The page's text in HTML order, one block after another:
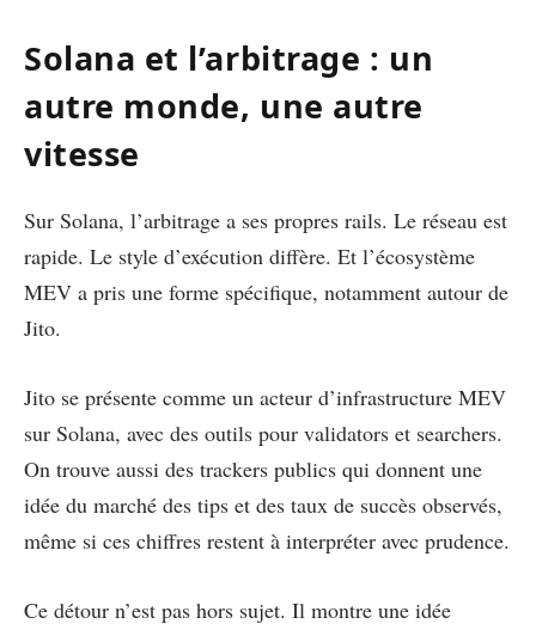
Solana et l’arbitrage : un
autre monde, une autre
vitesse
Sur Solana, l’arbitrage a ses propres rails. Le réseau est
rapide. Le style d’exécution diffère. Et l’écosystème
MEV a pris une forme spécifique, notamment autour de
Jito.
Jito se présente comme un acteur d’infrastructure MEV
sur Solana, avec des outils pour validators et searchers.
On trouve aussi des trackers publics qui donnent une
idée du marché des tips et des taux de succès observés,
même si ces chiffres restent à interpréter avec prudence.
Ce détour n’est pas hors sujet. Il montre une idée